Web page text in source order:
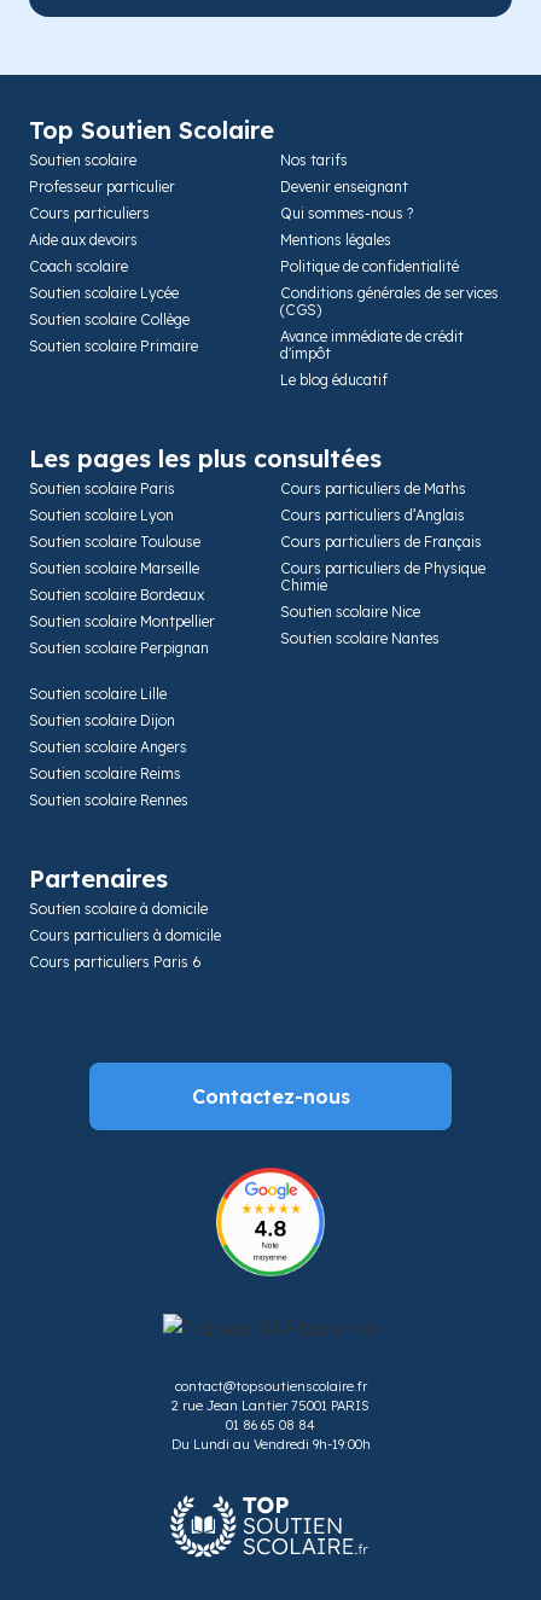
Top Soutien Scolaire
Soutien scolaire
Professeur particulier
Cours particuliers
Aide aux devoirs
Coach scolaire
Soutien scolaire Lycée
Soutien scolaire Collège
Soutien scolaire Primaire
Nos tarifs
Devenir enseignant
Qui sommes-nous ?
Mentions légales
Politique de confidentialité
Conditions générales de services
(CGS)
Avance immédiate de crédit
d'impôt
Le blog éducatif
Les pages les plus consultées
Soutien scolaire Paris
Soutien scolaire Lyon
Soutien scolaire Toulouse
Soutien scolaire Marseille
Soutien scolaire Bordeaux
Soutien scolaire Montpellier
Soutien scolaire Perpignan
Cours particuliers de Maths
Cours particuliers d’Anglais
Cours particuliers de Français
Cours particuliers de Physique
Chimie
Soutien scolaire Nice
Soutien scolaire Nantes
Soutien scolaire Lille
Soutien scolaire Dijon
Soutien scolaire Angers
Soutien scolaire Reims
Soutien scolaire Rennes
Partenaires
Soutien scolaire à domicile
Cours particuliers à domicile
Cours particuliers Paris 6
contact@topsoutienscolaire.fr
2 rue Jean Lantier 75001 PARIS
01 86 65 08 84
Du Lundi au Vendredi 9h-19:00h
Contactez-nous